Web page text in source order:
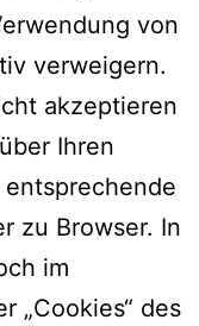
OK
von
verweigern.
akzeptieren
Ihren
zu Browser. In
im
„Cookies“ des